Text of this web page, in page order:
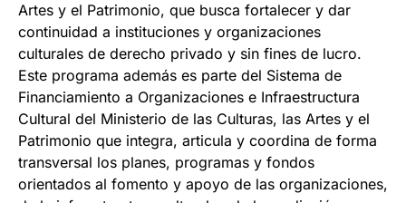
Artes y el Patrimonio, que busca fortalecer y dar
continuidad a instituciones y organizaciones
culturales de derecho privado y sin fines de lucro.
Este programa además es parte del Sistema de
Financiamiento a Organizaciones e Infraestructura
Cultural del Ministerio de las Culturas, las Artes y el
Patrimonio que integra, articula y coordina de forma
transversal los planes, programas y fondos
orientados al fomento y apoyo de las organizaciones,